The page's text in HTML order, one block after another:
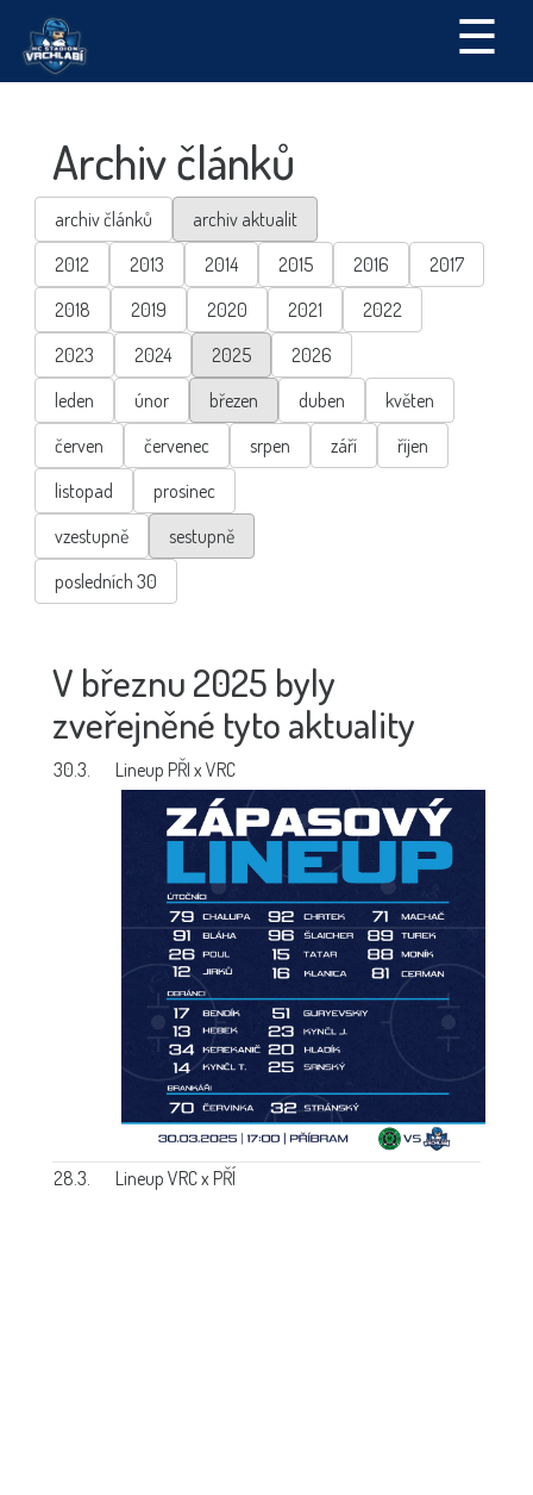
☰
Archiv článků
archiv článků
archiv aktualit
2012
2013 2014 2015 2016
2017
2018
2019 2020 2021
2022
2023
2024 2025
2026
leden
únor březen duben
květen
červen
červenec srpen září
říjen
listopad
prosinec
vzestupně
sestupně
posledních 30
V březnu 2025 byly
zveřejněné tyto aktuality
30.3. Lineup PŘI x VRC
28.3. Lineup VRC x PŘÍ